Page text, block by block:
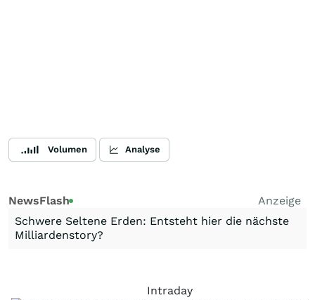
Volumen Analyse
NewsFlash
Anzeige
Schwere Seltene Erden: Entsteht hier die nächste
Milliardenstory?
Intraday